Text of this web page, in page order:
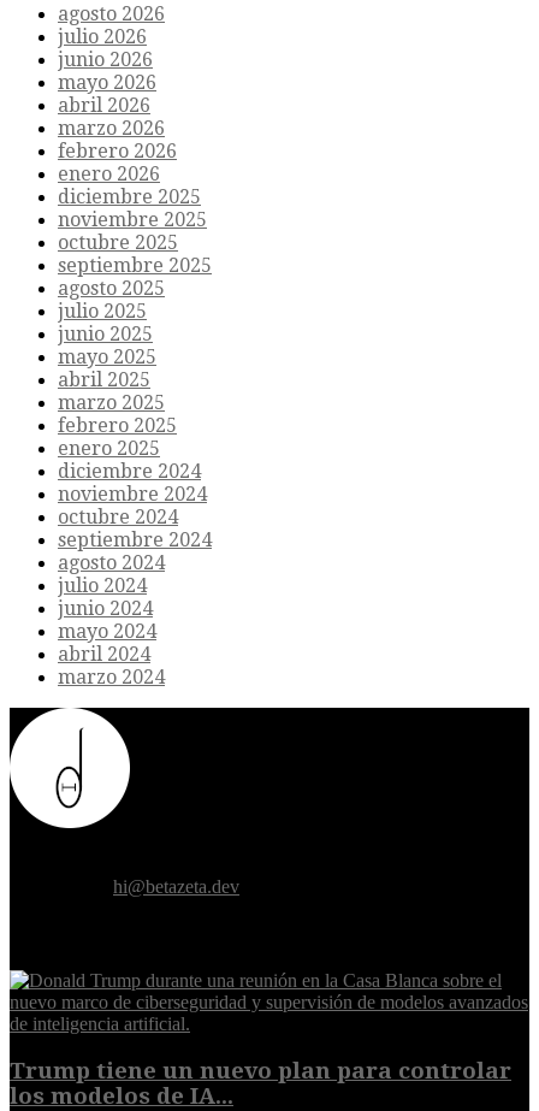
agosto 2026
julio 2026
junio 2026
mayo 2026
abril 2026
marzo 2026
febrero 2026
enero 2026
diciembre 2025
noviembre 2025
octubre 2025
septiembre 2025
agosto 2025
julio 2025
junio 2025
mayo 2025
abril 2025
marzo 2025
febrero 2025
enero 2025
diciembre 2024
noviembre 2024
octubre 2024
septiembre 2024
agosto 2024
julio 2024
junio 2024
mayo 2024
abril 2024
marzo 2024
hi@betazeta.dev
Trump tiene un nuevo plan para controlar
los modelos de IA...